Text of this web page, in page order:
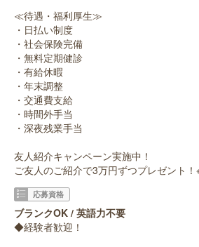
≪待遇・福利厚生≫
・日払い制度
・社会保険完備
・無料定期健診
・有給休暇
・年末調整
・交通費支給
・時間外手当
・深夜残業手当
友人紹介キャンペーン実施中！
ご友人のご紹介で3万円ずつプレゼント
応募資格
ブランクOK / 英語力不要
◆経験者歓迎！